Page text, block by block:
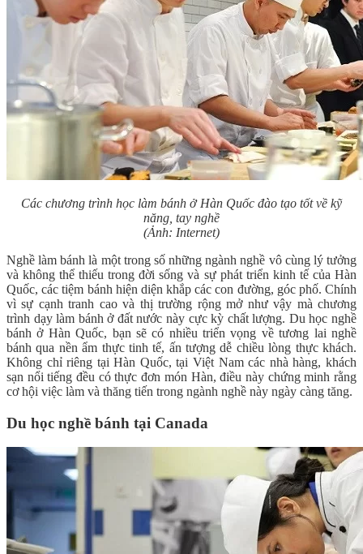
Các chương trình học làm bánh ở Hàn Quốc đào tạo tốt về kỹ
năng, tay nghề
(Ảnh: Internet)
Nghề làm bánh là một trong số những ngành nghề vô cùng lý tưởng
và không thể thiếu trong đời sống và sự phát triển kinh tế của Hàn
Quốc, các tiệm bánh hiện diện khắp các con đường, góc phố. Chính
vì sự cạnh tranh cao và thị trường rộng mở như vậy mà chương
trình dạy làm bánh ở đất nước này cực kỳ chất lượng. Du học nghề
bánh ở Hàn Quốc, bạn sẽ có nhiều triển vọng về tương lai nghề
bánh qua nền ẩm thực tinh tế, ấn tượng dễ chiều lòng thực khách.
Không chỉ riêng tại Hàn Quốc, tại Việt Nam các nhà hàng, khách
sạn nổi tiếng đều có thực đơn món Hàn, điều này chứng minh rằng
cơ hội việc làm và thăng tiến trong ngành nghề này ngày càng tăng.
Du học nghề bánh tại Canada